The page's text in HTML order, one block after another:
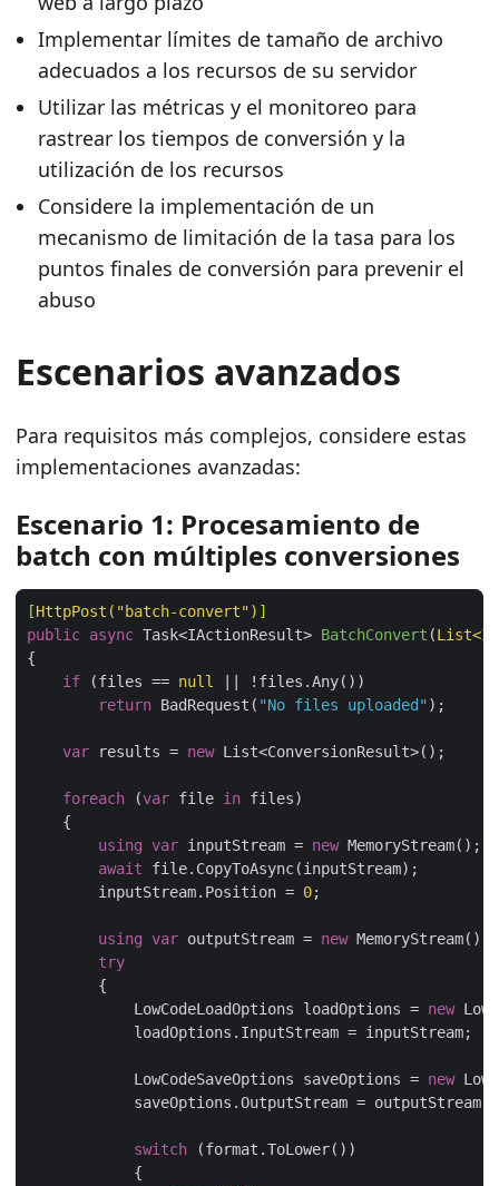
Implementar límites de tamaño de archivo
adecuados a los recursos de su servidor
Utilizar las métricas y el monitoreo para
rastrear los tiempos de conversión y la
utilización de los recursos
Considere la implementación de un
mecanismo de limitación de la tasa para los
puntos finales de conversión para prevenir el
abuso
Escenarios avanzados
Para requisitos más complejos, considere estas
implementaciones avanzadas:
Escenario 1: Procesamiento de
batch con múltiples conversiones
[HttpPost( "batch-convert") ]
public async Task<IActionResult> BatchConvert (
if (files == null
return BadRequest( "No files uploaded"
var results = new
foreach (var file in
using
var inputStream = new
await
        inputStream.Position =
0
using var outputStream = new
try
            LowCodeLoadOptions loadOptions =
new
            LowCodeSaveOptions saveOptions =
new
switch